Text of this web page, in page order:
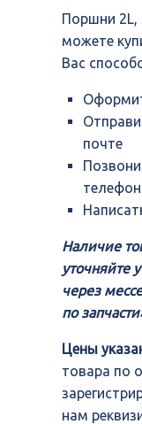
Поршни 2L,
можете
Вас
почте
Наличие
уточняйте
через
по
Цены
товара по
нам